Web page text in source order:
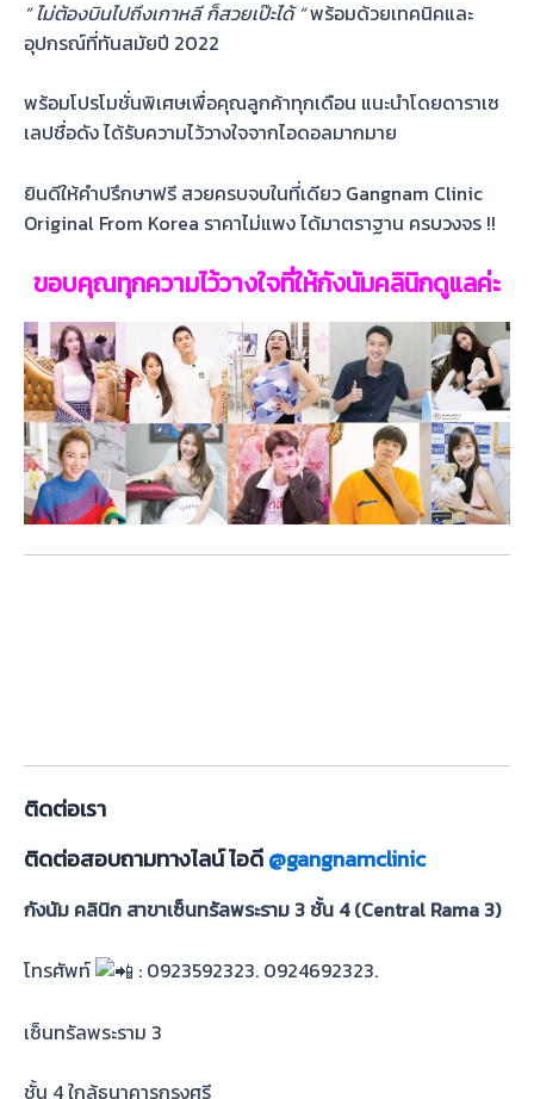
” ไม่ต้องบินไปถึงเกาหลี ก็สวยเป๊ะได้ “พร้อมด้วยเทคนิคและ
อุปกรณ์ที่ทันสมัยปี 2022
พร้อมโปรโมชั่นพิเศษเพื่อคุณลูกค้าทุกเดือน แนะนำโดยดาราเซ
เลปชื่อดัง ได้รับความไว้วางใจจากไอดอลมากมาย
ยินดีให้คำปรึกษาฟรี สวยครบจบในที่เดียว Gangnam Clinic
Original From Korea ราคาไม่แพง ได้มาตราฐาน ครบวงจร !!
ขอบคุณทุกความไว้วางใจที่ให้กังนัมคลินิกดูแลค่ะ
ติดต่อเรา
ติดต่อสอบถามทางไลน์ ไอดี@gangnamclinic
กังนัม คลินิก สาขาเซ็นทรัลพระราม 3 ชั้น 4(Central Rama 3)
โทรศัพท์ : 0923592323. 0924692323.
เซ็นทรัลพระราม 3
ชั้น 4 ใกล้ธนาคารกรุงศรี